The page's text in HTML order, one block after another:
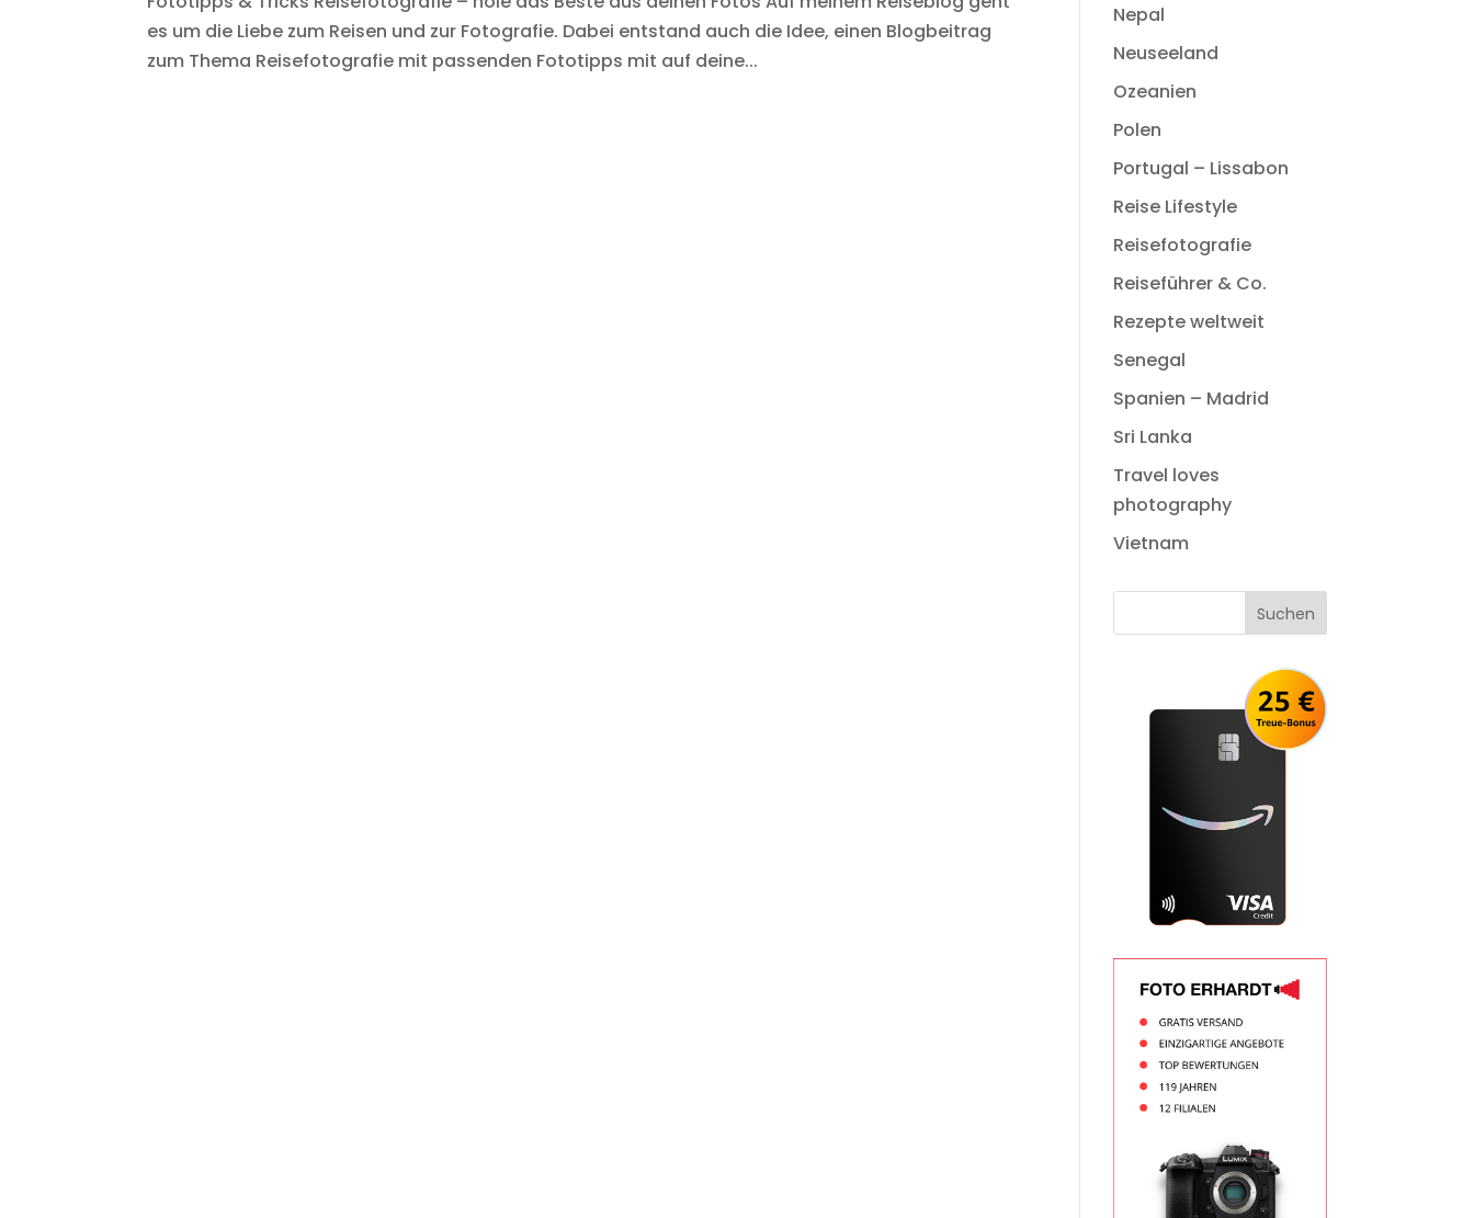
es um die Liebe zum Reisen und zur Fotografie. Dabei entstand auch die Idee, einen Blogbeitrag
zum Thema Reisefotografie mit passenden Fototipps mit auf deine...
Nepal
Neuseeland
Ozeanien
Polen
Portugal – Lissabon
Reise Lifestyle
Reisefotografie
Reiseführer & Co.
Rezepte weltweit
Senegal
Spanien – Madrid
Sri Lanka
Travel loves
photography
Vietnam